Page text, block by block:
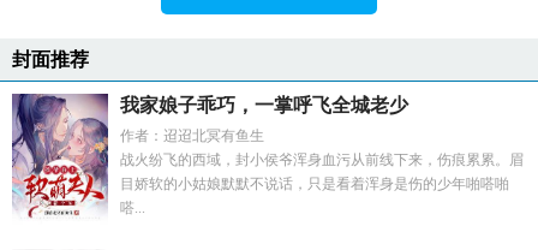
封面推荐
我家娘子乖巧，一掌呼飞全城老少
作者：迢迢北冥有鱼生
战火纷飞的西域，封小侯爷浑身血污从前线下来，伤痕累累。眉
目娇软的小姑娘默默不说话，只是看着浑身是伤的少年啪嗒啪
嗒...